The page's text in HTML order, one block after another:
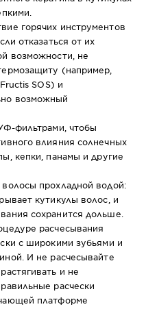
горячих инструментов
отказаться от их
возможности, не
(например,
SOS) и
возможный
фильтрами, чтобы
влияния солнечных
кепки, панамы и другие
прохладной водой:
кутикулы волос, и
сохранится дольше.
расчесывания
с широкими зубьями и
И не расчесывайте
и не
расчески
платформе